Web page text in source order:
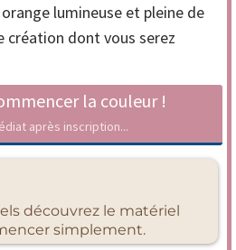
lumineuse et pleine de
création dont vous serez
la couleur !
après inscription...
découvrez le matériel
simplement.